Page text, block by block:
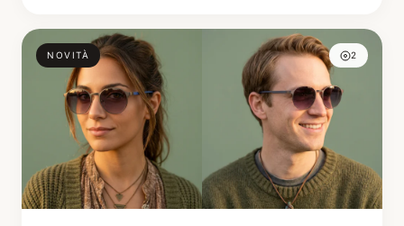
NOVITÀ 2